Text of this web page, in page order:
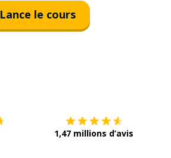
Lance le cours
1,47 millions d’avis